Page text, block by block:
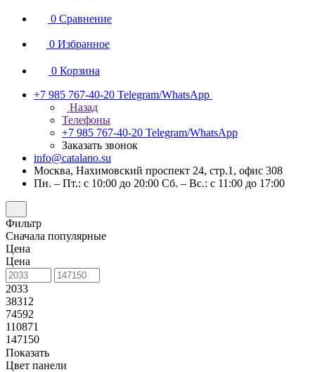
0 Сравнение
0 Избранное
0 Корзина
+7 985 767-40-20 Telegram/WhatsApp
Назад
Телефоны
+7 985 767-40-20 Telegram/WhatsApp
Заказать звонок
info@catalano.su
Москва, Нахимовский проспект 24, стр.1, офис 308
Пн. – Пт.: с 10:00 до 20:00 Сб. – Вс.: с 11:00 до 17:00
Фильтр
Сначала популярные
Цена
Цена
2033
38312
74592
110871
147150
Показать
Цвет панели